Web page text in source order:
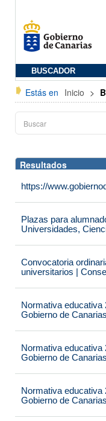
BUSCADOR
Estás en Inicio >
Resultados
https://
Plazas para
Universidades,
Convocatoria
universitarios |
Normativa educativa
Gobierno de Canarias
Normativa educativa
Gobierno de Canarias
Normativa educativa
Gobierno de Canarias